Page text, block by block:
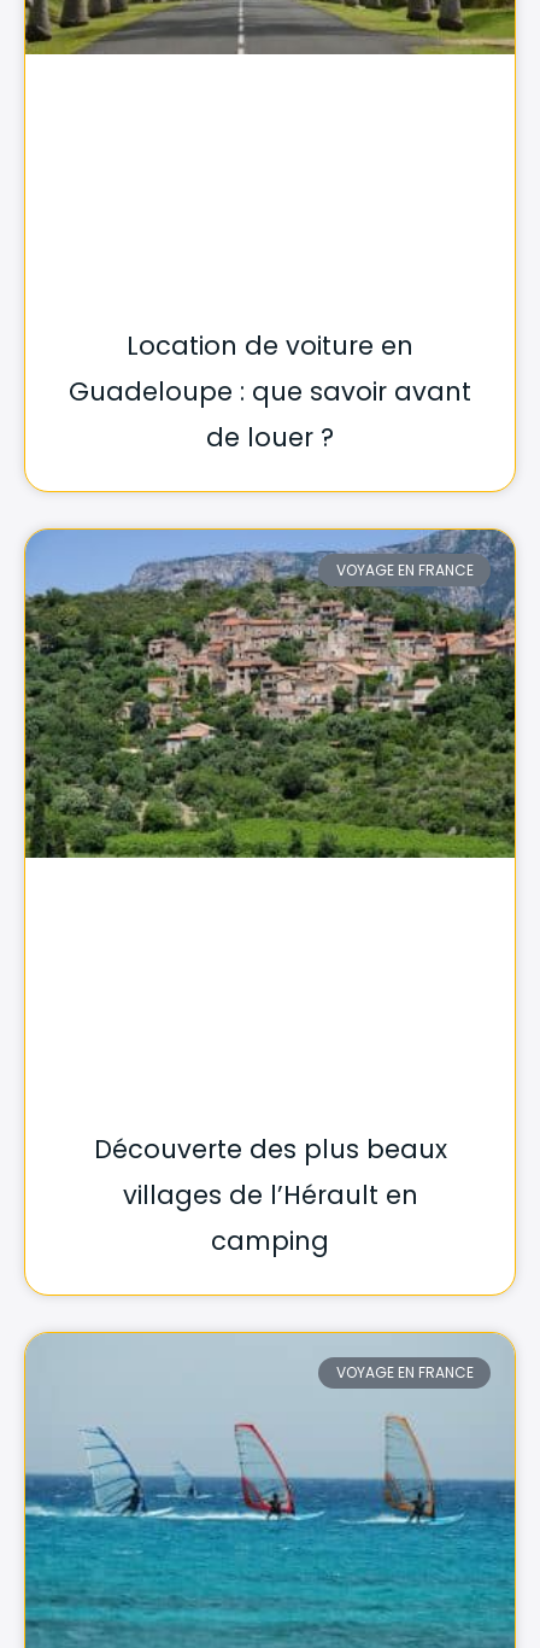
Location de voiture en
Guadeloupe : que savoir avant
de louer ?
VOYAGE EN FRANCE
Découverte des plus beaux
villages de l’Hérault en
camping
VOYAGE EN FRANCE